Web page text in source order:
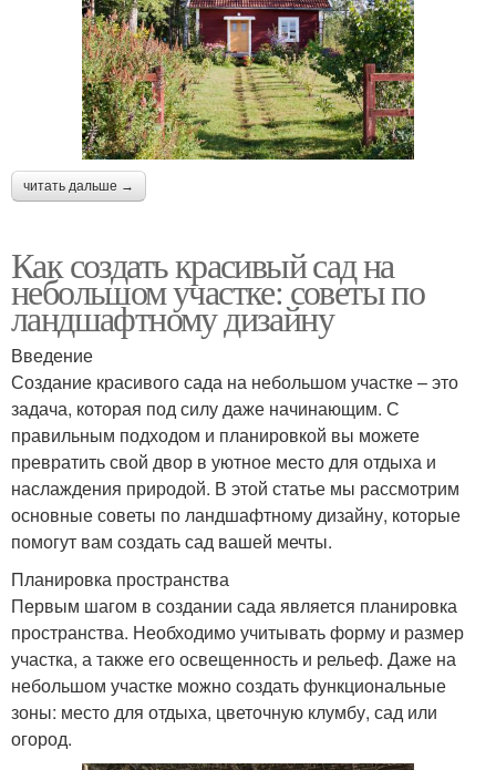
читать дальше →
Как создать красивый сад на
небольшом участке: советы по
ландшафтному дизайну
Введение
Создание красивого сада на небольшом участке – это
задача, которая под силу даже начинающим. С
правильным подходом и планировкой вы можете
превратить свой двор в уютное место для отдыха и
наслаждения природой. В этой статье мы рассмотрим
основные советы по ландшафтному дизайну, которые
помогут вам создать сад вашей мечты.
Планировка пространства
Первым шагом в создании сада является планировка
пространства. Необходимо учитывать форму и размер
участка, а также его освещенность и рельеф. Даже на
небольшом участке можно создать функциональные
зоны: место для отдыха, цветочную клумбу, сад или
огород.